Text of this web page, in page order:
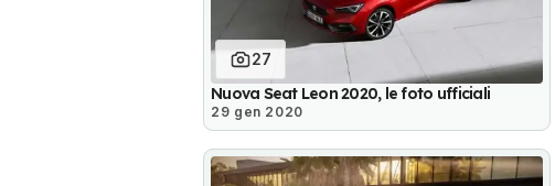
27
Nuova Seat Leon 2020, le foto ufficiali
29 gen 2020